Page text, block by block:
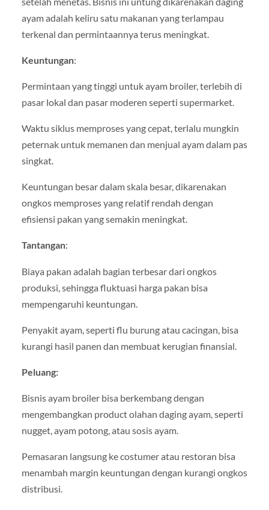
ayam adalah keliru satu makanan yang terlampau
terkenal dan permintaannya terus meningkat.
Keuntungan:
Permintaan yang tinggi untuk ayam broiler, terlebih di
pasar lokal dan pasar moderen seperti supermarket.
Waktu siklus memproses yang cepat, terlalu mungkin
peternak untuk memanen dan menjual ayam dalam pas
singkat.
Keuntungan besar dalam skala besar, dikarenakan
ongkos memproses yang relatif rendah dengan
efisiensi pakan yang semakin meningkat.
Tantangan:
Biaya pakan adalah bagian terbesar dari ongkos
produksi, sehingga fluktuasi harga pakan bisa
mempengaruhi keuntungan.
Penyakit ayam, seperti flu burung atau cacingan, bisa
kurangi hasil panen dan membuat kerugian finansial.
Peluang:
Bisnis ayam broiler bisa berkembang dengan
mengembangkan product olahan daging ayam, seperti
nugget, ayam potong, atau sosis ayam.
Pemasaran langsung ke costumer atau restoran bisa
menambah margin keuntungan dengan kurangi ongkos
distribusi.